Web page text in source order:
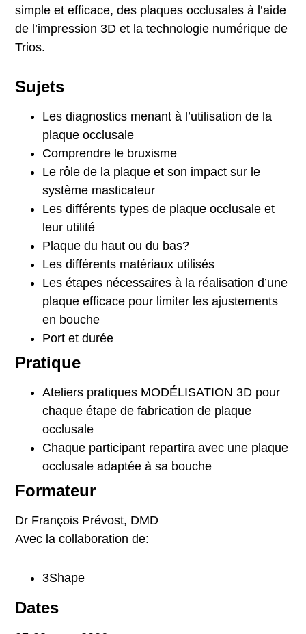
simple et efficace, des plaques occlusales à l’aide
de l’impression 3D et la technologie numérique de
Trios.
Sujets
Les diagnostics menant à l’utilisation de la
plaque occlusale
Comprendre le bruxisme
Le rôle de la plaque et son impact sur le
système masticateur
Les différents types de plaque occlusale et
leur utilité
Plaque du haut ou du bas?
Les différents matériaux utilisés
Les étapes nécessaires à la réalisation d’une
plaque efficace pour limiter les ajustements
en bouche
Port et durée
Pratique
Ateliers pratiques MODÉLISATION 3D pour
chaque étape de fabrication de plaque
occlusale
Chaque participant repartira avec une plaque
occlusale adaptée à sa bouche
Formateur
Dr François Prévost, DMD
Avec la collaboration de:
3Shape
Dates